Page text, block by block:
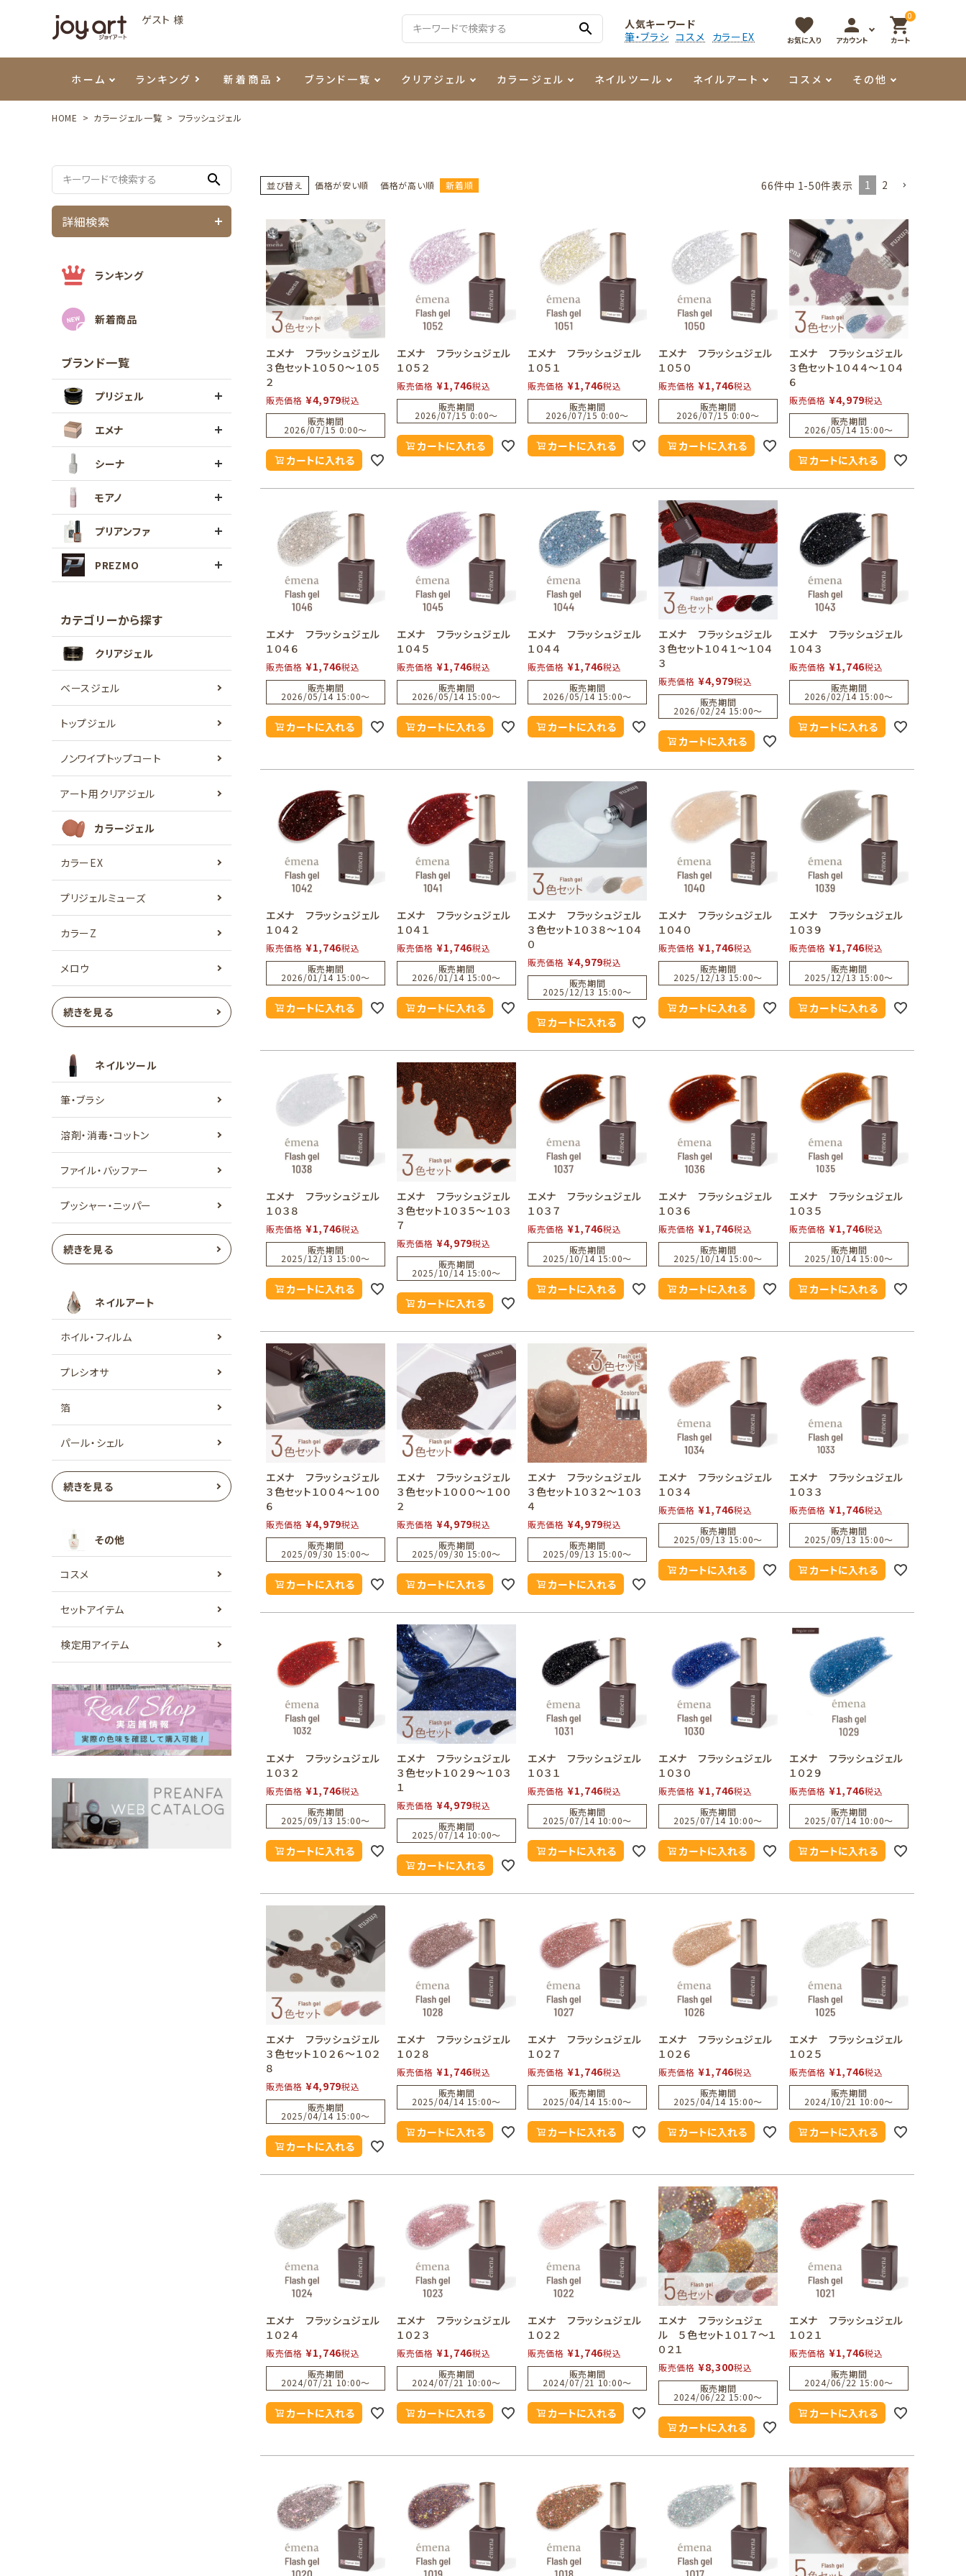
ゲスト 様
search
人気キーワード
筆・ブラシ コスメ カラーEX
favorite
お気に入り
person
アカウント
0
shopping_cart
カート
ホーム ランキング 新着商品 ブランド一覧
モアノ プリアンファ
クリアジェル カラージェル
ウェービージェル テラコッタジェル 3Dクレイジェル
マグネティジェル マグネティフラッシュジェル メタリックジェル
フラッシュジェル シーナカラージェルポリッシュ その他カラージェル
ネイルツール
ネイルケア用品 ピンセット・シザー・スパチュラ 容器・ポーチ
ネイルマシン LEDライト その他ネイルツール
ネイルアート
メタルパーツ パウダー・フレーク
コスメ その他
HOME カラージェル一覧 フラッシュジェル
search
詳細検索
ランキング
新着商品
ブランド一覧
プリジェル
エメナ
シーナ
モアノ
プリアンファ
PREZMO
カテゴリーから探す
クリアジェル
ベースジェル
トップジェル
ノンワイプトップコート
アート用クリアジェル
カラージェル
カラーEX
プリジェルミューズ
カラーZ
メロウ
続きを見る
ネイルツール
筆・ブラシ
溶剤・消毒・コットン
ファイル・バッファー
プッシャー・ニッパー
続きを見る
ネイルアート
ホイル・フィルム
プレシオサ
箔
パール・シェル
続きを見る
その他
コスメ
セットアイテム
検定用アイテム
並び替え 価格が安い順 価格が高い順 新着順 66件中 1-50件表示 1 2
エメナ フラッシュジェル
３色セット１０５０～１０５
２
販売価格 ¥4,979税込
販売期間
2026/07/15 0:00〜
カートに入れる
エメナ フラッシュジェル
１０５２
販売価格 ¥1,746税込
販売期間
2026/07/15 0:00〜
カートに入れる
エメナ フラッシュジェル
１０５１
販売価格 ¥1,746税込
販売期間
2026/07/15 0:00〜
カートに入れる
エメナ フラッシュジェル
１０５０
販売価格 ¥1,746税込
販売期間
2026/07/15 0:00〜
カートに入れる
エメナ フラッシュジェル
３色セット１０４４～１０４
６
販売価格 ¥4,979税込
販売期間
2026/05/14 15:00〜
カートに入れる
エメナ フラッシュジェル
１０４６
販売価格 ¥1,746税込
販売期間
2026/05/14 15:00〜
カートに入れる
エメナ フラッシュジェル
１０４５
販売価格 ¥1,746税込
販売期間
2026/05/14 15:00〜
カートに入れる
エメナ フラッシュジェル
１０４４
販売価格 ¥1,746税込
販売期間
2026/05/14 15:00〜
カートに入れる
エメナ フラッシュジェル
３色セット１０４１～１０４
３
販売価格 ¥4,979税込
販売期間
2026/02/24 15:00〜
カートに入れる
エメナ フラッシュジェル
１０４３
販売価格 ¥1,746税込
販売期間
2026/02/14 15:00〜
カートに入れる
エメナ フラッシュジェル
１０４２
販売価格 ¥1,746税込
販売期間
2026/01/14 15:00〜
カートに入れる
エメナ フラッシュジェル
１０４１
販売価格 ¥1,746税込
販売期間
2026/01/14 15:00〜
カートに入れる
エメナ フラッシュジェル
３色セット１０３８～１０４
０
販売価格 ¥4,979税込
販売期間
2025/12/13 15:00〜
カートに入れる
エメナ フラッシュジェル
１０４０
販売価格 ¥1,746税込
販売期間
2025/12/13 15:00〜
カートに入れる
エメナ フラッシュジェル
１０３９
販売価格 ¥1,746税込
販売期間
2025/12/13 15:00〜
カートに入れる
エメナ フラッシュジェル
１０３８
販売価格 ¥1,746税込
販売期間
2025/12/13 15:00〜
カートに入れる
エメナ フラッシュジェル
３色セット１０３５～１０３
７
販売価格 ¥4,979税込
販売期間
2025/10/14 15:00〜
カートに入れる
エメナ フラッシュジェル
１０３７
販売価格 ¥1,746税込
販売期間
2025/10/14 15:00〜
カートに入れる
エメナ フラッシュジェル
１０３６
販売価格 ¥1,746税込
販売期間
2025/10/14 15:00〜
カートに入れる
エメナ フラッシュジェル
１０３５
販売価格 ¥1,746税込
販売期間
2025/10/14 15:00〜
カートに入れる
エメナ フラッシュジェル
３色セット１００４～１００
６
販売価格 ¥4,979税込
販売期間
2025/09/30 15:00〜
カートに入れる
エメナ フラッシュジェル
３色セット１０００～１００
２
販売価格 ¥4,979税込
販売期間
2025/09/30 15:00〜
カートに入れる
エメナ フラッシュジェル
３色セット１０３２～１０３
４
販売価格 ¥4,979税込
販売期間
2025/09/13 15:00〜
カートに入れる
エメナ フラッシュジェル
１０３４
販売価格 ¥1,746税込
販売期間
2025/09/13 15:00〜
カートに入れる
エメナ フラッシュジェル
１０３３
販売価格 ¥1,746税込
販売期間
2025/09/13 15:00〜
カートに入れる
エメナ フラッシュジェル
１０３２
販売価格 ¥1,746税込
販売期間
2025/09/13 15:00〜
カートに入れる
エメナ フラッシュジェル
３色セット１０２９～１０３
１
販売価格 ¥4,979税込
販売期間
2025/07/14 10:00〜
カートに入れる
エメナ フラッシュジェル
１０３１
販売価格 ¥1,746税込
販売期間
2025/07/14 10:00〜
カートに入れる
エメナ フラッシュジェル
１０３０
販売価格 ¥1,746税込
販売期間
2025/07/14 10:00〜
カートに入れる
エメナ フラッシュジェル
１０２９
販売価格 ¥1,746税込
販売期間
2025/07/14 10:00〜
カートに入れる
エメナ フラッシュジェル
３色セット１０２６～１０２
８
販売価格 ¥4,979税込
販売期間
2025/04/14 15:00〜
カートに入れる
エメナ フラッシュジェル
１０２８
販売価格 ¥1,746税込
販売期間
2025/04/14 15:00〜
カートに入れる
エメナ フラッシュジェル
１０２７
販売価格 ¥1,746税込
販売期間
2025/04/14 15:00〜
カートに入れる
エメナ フラッシュジェル
１０２６
販売価格 ¥1,746税込
販売期間
2025/04/14 15:00〜
カートに入れる
エメナ フラッシュジェル
１０２５
販売価格 ¥1,746税込
販売期間
2024/10/21 10:00〜
カートに入れる
エメナ フラッシュジェル
１０２４
販売価格 ¥1,746税込
販売期間
2024/07/21 10:00〜
カートに入れる
エメナ フラッシュジェル
１０２３
販売価格 ¥1,746税込
販売期間
2024/07/21 10:00〜
カートに入れる
エメナ フラッシュジェル
１０２２
販売価格 ¥1,746税込
販売期間
2024/07/21 10:00〜
カートに入れる
エメナ フラッシュジェ
ル ５色セット１０１７～１
０２１
販売価格 ¥8,300税込
販売期間
2024/06/22 15:00〜
カートに入れる
エメナ フラッシュジェル
１０２１
販売価格 ¥1,746税込
販売期間
2024/06/22 15:00〜
カートに入れる